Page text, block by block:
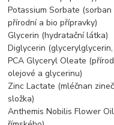
Potassium Sorbate
přírodní a bio přípravky)
Glycerin (hydratační látka)
Diglycerin
PCA Glyceryl Oleate
olejové a glycerinu)
Zinc Lactate (mléčnan
složka)
Anthemis Nobilis Flower